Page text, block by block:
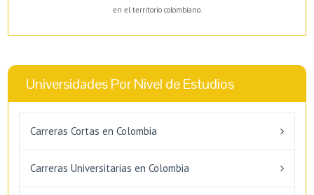
en el territorio colombiano.
Universidades Por Nivel de Estudios
Carreras Cortas en Colombia
Carreras Universitarias en Colombia